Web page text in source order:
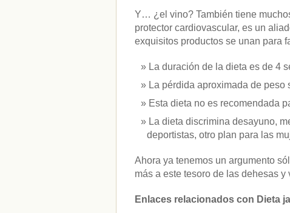
Y… ¿el vino? También tiene
protector cardiovascular, es un
exquisitos productos se unan para
La duración de la dieta es de 4
La pérdida aproximada de
Esta dieta no es recomendada
La dieta discrimina desayuno,
deportistas, otro plan para las
Ahora ya tenemos un argumento
más a este tesoro de las dehesas y
Enlaces relacionados con Dieta